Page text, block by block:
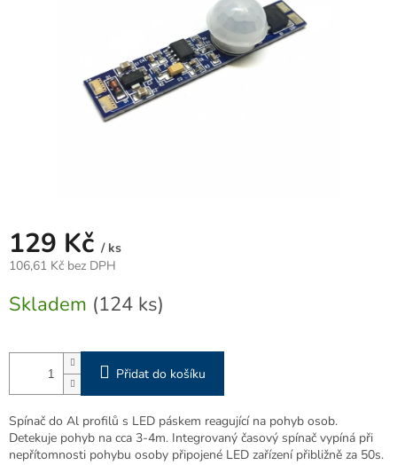
129 Kč / ks
106,61 Kč bez DPH
cena:
Skladem (124 ks)
Přidat do košíku
Spínač do Al profilů s LED páskem reagující na pohyb osob.
Detekuje pohyb na cca 3-4m. Integrovaný časový spínač vypíná při
nepřítomnosti pohybu osoby připojené LED zařízení přibližně za 50s.